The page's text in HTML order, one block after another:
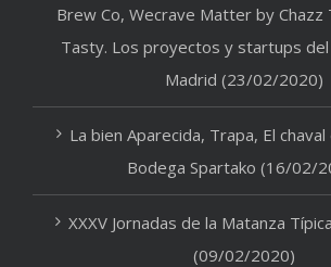
Brew Co, Wecrave Matter by Chazz
Tasty. Los proyectos y startups
Madrid (23/02/2020)
La bien Aparecida, Trapa, El
Bodega Spartako (16/02/
XXXV Jornadas de la Matanza
(09/02/2020)